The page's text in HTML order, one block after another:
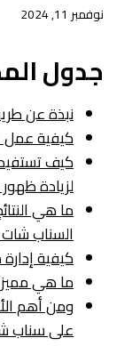
نوفمبر 11, 2024
جدول
نبذة عن
كيفية عمل
كيف
لزيادة
ما هي
السناب
كيفية
ما هي
ومن أهم
على سناب